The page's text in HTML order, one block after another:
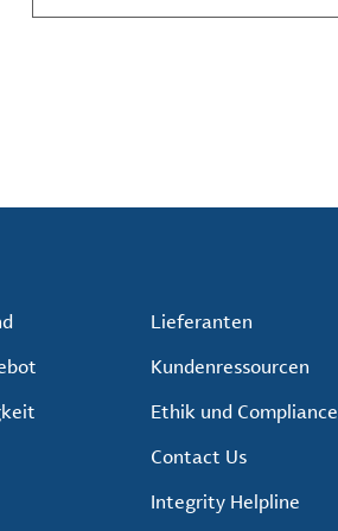
Akteure unerlässlich sind.
Lieferanten
Kundenressourcen
Ethik und Compliance
Contact Us
Integrity Helpline